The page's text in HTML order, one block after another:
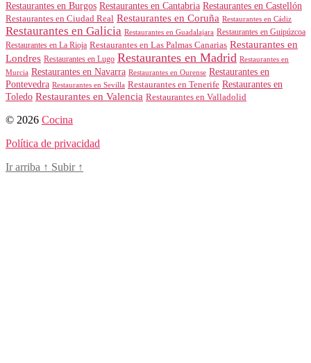
Restaurantes en Burgos Restaurantes en Cantabria Restaurantes en Castellón
Restaurantes en Ciudad Real Restaurantes en Coruña Restaurantes en Cádiz
Restaurantes en Galicia Restaurantes en Guadalajara Restaurantes en Guipúzcoa
Restaurantes en La Rioja Restaurantes en Las Palmas Canarias Restaurantes en
Londres Restaurantes en Lugo Restaurantes en Madrid Restaurantes en
Murcia Restaurantes en Navarra Restaurantes en Ourense Restaurantes en
Pontevedra Restaurantes en Sevilla Restaurantes en Tenerife Restaurantes en
Toledo Restaurantes en Valencia Restaurantes en Valladolid
© 2026 Cocina
Política de privacidad
Ir arriba ↑ Subir ↑